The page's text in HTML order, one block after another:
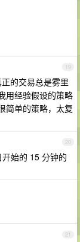
19
的交易总是雾里
用经验假设的策略
简单的策略，太复
20
始的 15 分钟的
21